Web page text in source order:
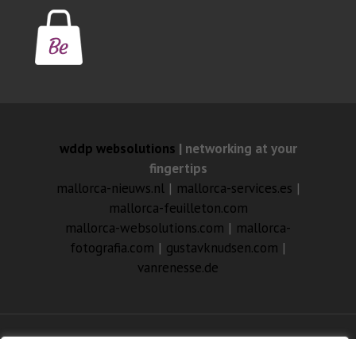
wddp websolutions | networking at your
fingertips
mallorca-nieuws.nl| mallorca-services.es |
mallorca-feuilleton.com
mallorca-websolutions.com | mallorca-
fotografia.com | gustavknudsen.com |
vanrenesse.de